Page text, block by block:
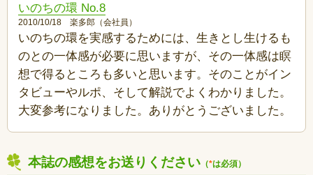
いのちの環 No.8
2010/10/18 楽多郎（会社員）
いのちの環を実感するためには、生きとし生けるも
のとの一体感が必要に思いますが、その一体感は瞑
想で得るところも多いと思います。そのことがイン
タビューやルポ、そして解説でよくわかりました。
大変参考になりました。ありがとうございました。
本誌の感想をお送りください （*は必須）